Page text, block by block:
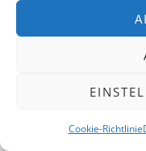
Cookie-Richtlinie